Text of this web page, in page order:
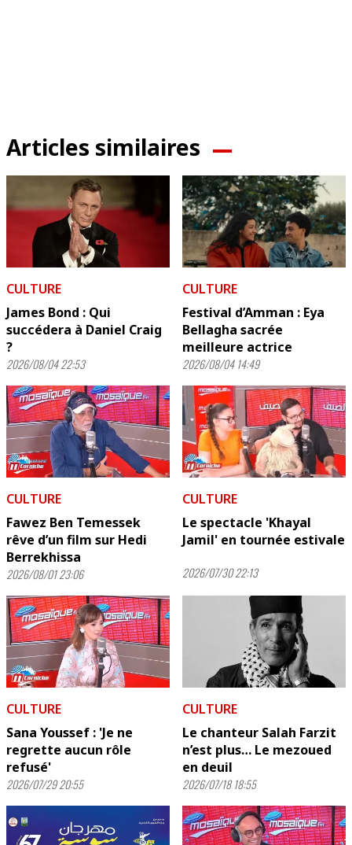
Articles similaires
CULTURE
James Bond : Qui
succédera à Daniel Craig
?
2026/08/04 22:53
CULTURE
Festival d’Amman : Eya
Bellagha sacrée
meilleure actrice
2026/08/04 14:49
CULTURE
Fawez Ben Temessek
rêve d’un film sur Hedi
Berrekhissa
2026/08/01 23:06
CULTURE
Le spectacle 'Khayal
Jamil' en tournée estivale
2026/07/30 22:13
CULTURE
Sana Youssef : 'Je ne
regrette aucun rôle
refusé'
2026/07/29 20:55
CULTURE
Le chanteur Salah Farzit
n’est plus… Le mezoued
en deuil
2026/07/18 18:55